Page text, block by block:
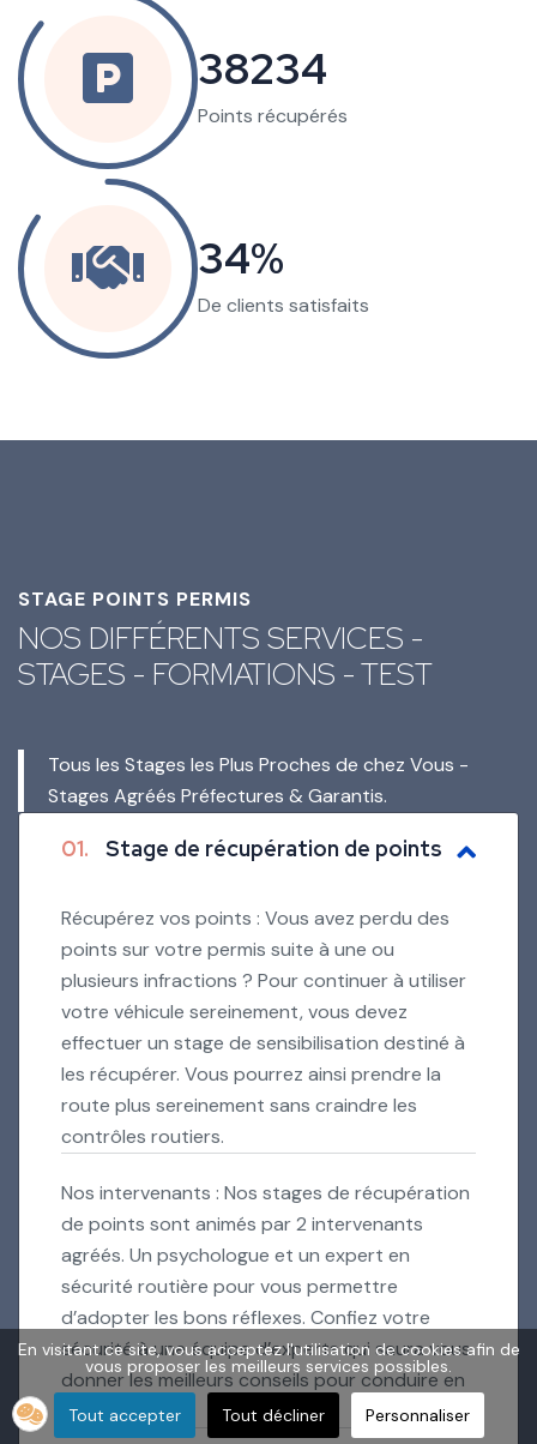
95282
Points récupérés
85
De clients satisfaits
STAGE POINTS PERMIS
NOS DIFFÉRENTS SERVICES -
STAGES - FORMATIONS - TEST
Tous les Stages les Plus Proches de chez Vous -
Stages Agréés Préfectures & Garantis.
01. Stage de récupération de points
Récupérez vos points : Vous avez perdu des
points sur votre permis suite à une ou
plusieurs infractions ? Pour continuer à utiliser
votre véhicule sereinement, vous devez
effectuer un stage de sensibilisation destiné à
les récupérer. Vous pourrez ainsi prendre la
route plus sereinement sans craindre les
contrôles routiers.
Nos intervenants : Nos stages de récupération
de points sont animés par 2 intervenants
agréés. Un psychologue et un expert en
sécurité routière pour vous permettre
d’adopter les bons réflexes. Confiez votre
sécurité à une équipe d’experts qui saura vous
donner les meilleurs conseils pour conduire en
toute sécurité.
En visitant ce site, vous acceptez l'utilisation de cookies afin de
vous proposer les meilleurs services possibles.
Tout accepter Tout décliner Personnaliser